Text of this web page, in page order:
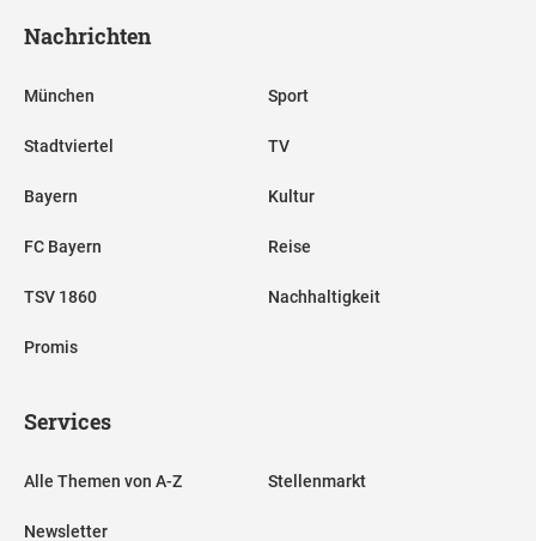
Nachrichten
München
Stadtviertel
Bayern
FC Bayern
TSV 1860
Promis
Sport
TV
Kultur
Reise
Nachhaltigkeit
Services
Alle Themen von A-Z
Newsletter
Stellenmarkt